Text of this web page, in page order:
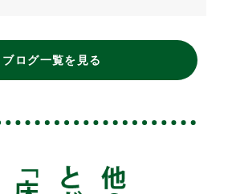
ブログ一覧を見る